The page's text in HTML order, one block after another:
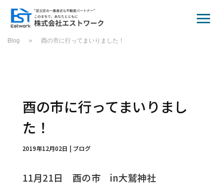
Blog » 酉の市に行ってまいりました！
酉の市に行ってまいりまし
た！
2019年12月02日 | ブログ
11月21日 酉の市 in大鷲神社